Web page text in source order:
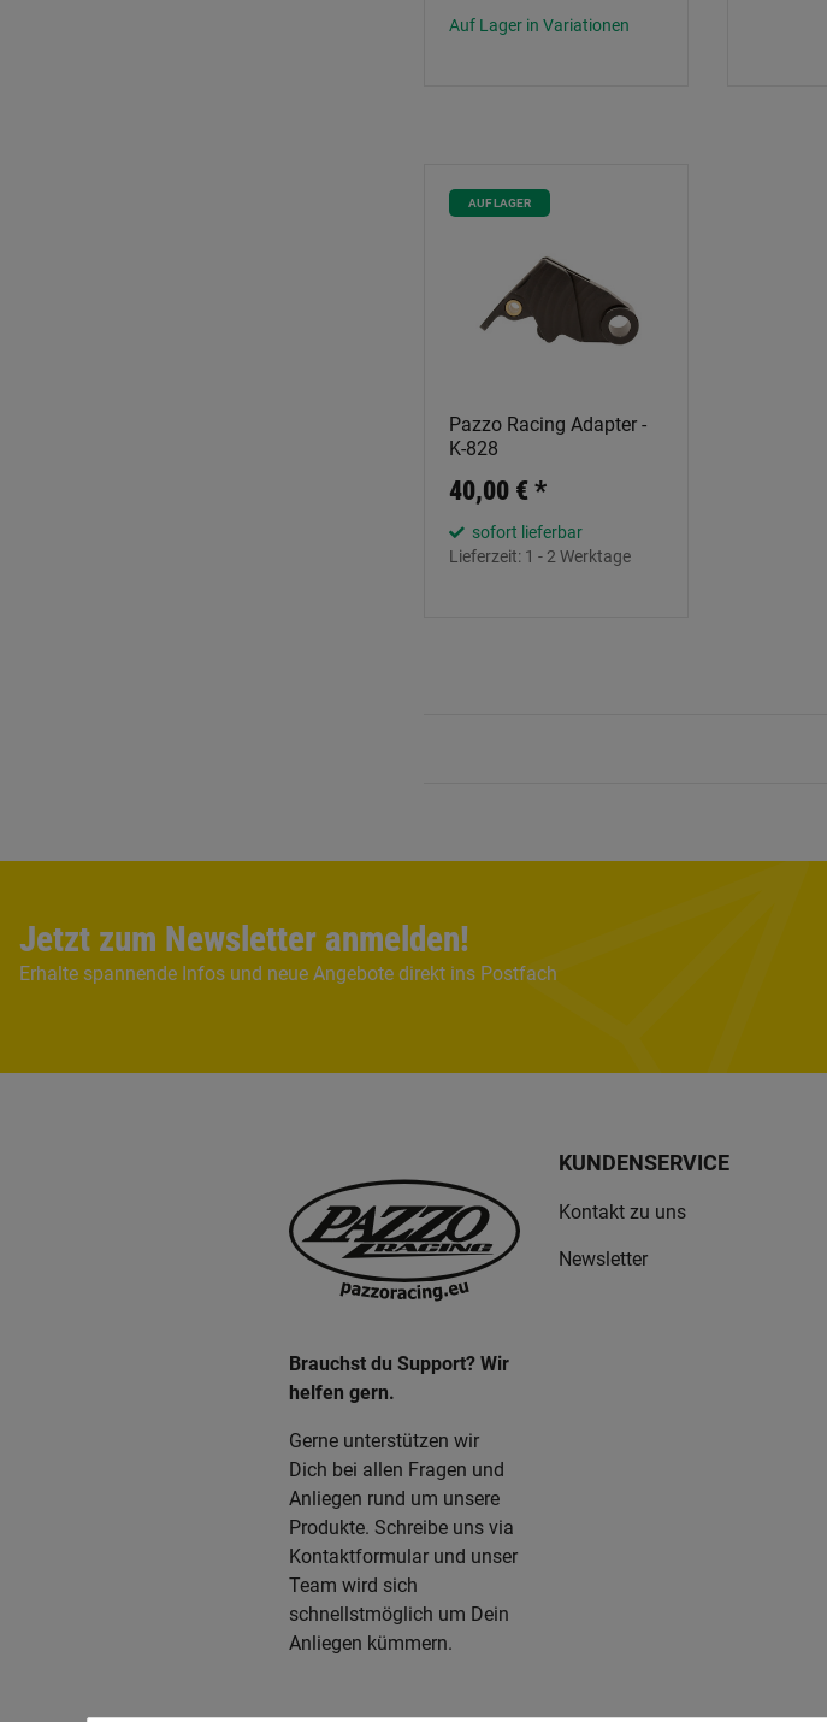
Auf Lager in Variationen
AUF LAGER
Pazzo Racing Adapter -
K-828
40,00 €*
sofort lieferbar
Lieferzeit: 1 - 2 Werktage
Jetzt zum Newsletter anmelden!
Erhalte spannende Infos und neue Angebote direkt ins Postfach
Brauchst du Support? Wir
helfen gern.
Gerne unterstützen wir
Dich bei allen Fragen und
Anliegen rund um unsere
Produkte. Schreibe uns via
Kontaktformular und unser
Team wird sich
schnellstmöglich um Dein
Anliegen kümmern.
KUNDENSERVICE
Kontakt zu uns
Newsletter